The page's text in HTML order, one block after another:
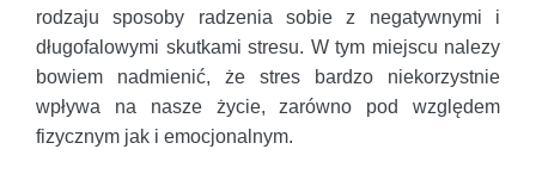
rodzaju sposoby radzenia sobie z negatywnymi i
długofalowymi skutkami stresu. W tym miejscu nalezy
bowiem nadmienić, że stres bardzo niekorzystnie
wpływa na nasze życie, zarówno pod względem
fizycznym jak i emocjonalnym.